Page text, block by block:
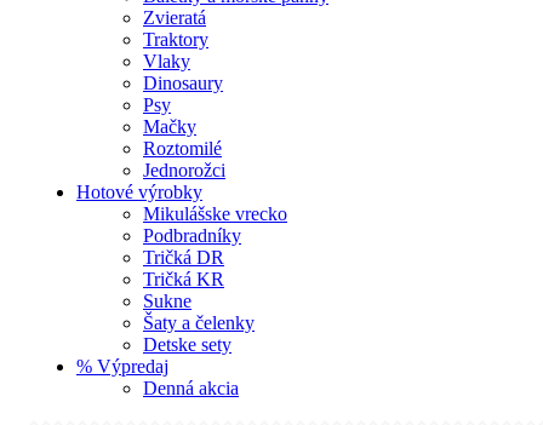
Zvieratá
Traktory
Vlaky
Dinosaury
Psy
Mačky
Roztomilé
Jednorožci
Hotové výrobky
Mikulášske vrecko
Podbradníky
Tričká DR
Tričká KR
Sukne
Šaty a čelenky
Detske sety
% Výpredaj
Denná akcia